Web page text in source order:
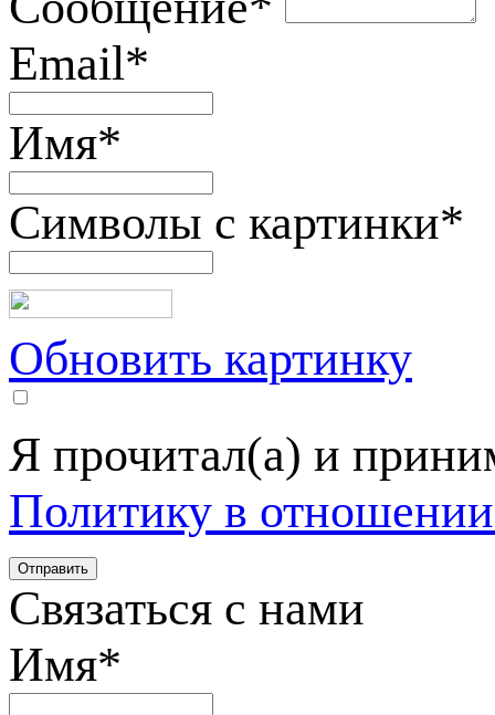
Email*
Имя*
Символы с картинки*
Обновить картинку
Я прочитал(а) и
Политику в
Связаться с нами
Имя*